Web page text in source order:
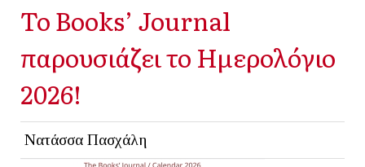
Το Books’ Journal
παρουσιάζει το Ημερολόγιο
2026!
Νατάσσα Πασχάλη